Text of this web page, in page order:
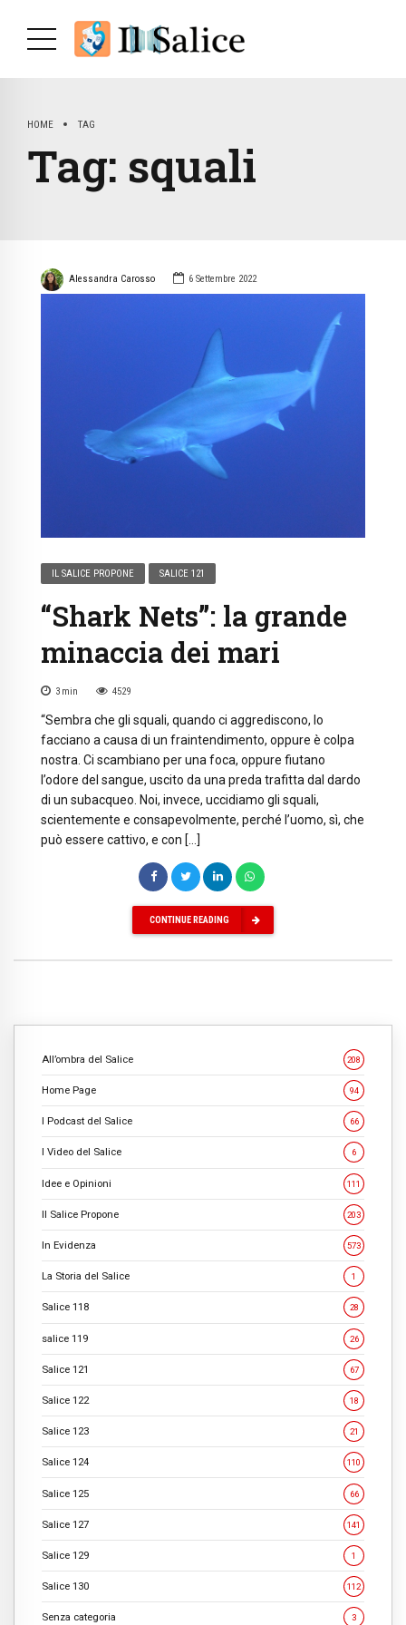
HOME TAG
Tag: squali
Alessandra Carosso 6 Settembre 2022
IL SALICE PROPONE SALICE 121
“Shark Nets”: la grande
minaccia dei mari
3 min 4529
“Sembra che gli squali, quando ci aggrediscono, lo
facciano a causa di un fraintendimento, oppure è colpa
nostra. Ci scambiano per una foca, oppure fiutano
l’odore del sangue, uscito da una preda trafitta dal dardo
di un subacqueo. Noi, invece, uccidiamo gli squali,
scientemente e consapevolmente, perché l’uomo, sì, che
può essere cattivo, e con […]
CONTINUE READING
All’ombra del Salice 208
Home Page 94
I Podcast del Salice 66
I Video del Salice 6
Idee e Opinioni 111
Il Salice Propone 203
In Evidenza 573
La Storia del Salice 1
Salice 118 28
salice 119 26
Salice 121 67
Salice 122 18
Salice 123 21
Salice 124 110
Salice 125 66
Salice 127 141
Salice 129 1
Salice 130 112
Senza categoria 3